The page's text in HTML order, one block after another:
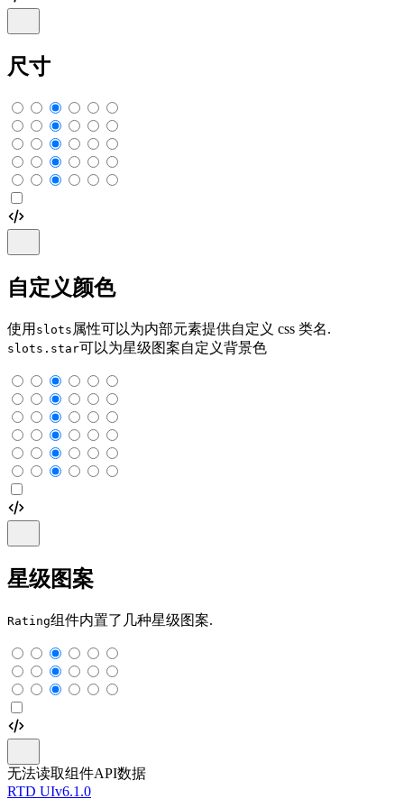
尺寸
自定义颜色
使用 slots 属性可以为内部元素提供自定义 css 类名.
slots.star可以为星级图案自定义背景色
星级图案
Rating组件内置了几种星级图案.
无法读取组件API数据
RTD UIv6.1.0